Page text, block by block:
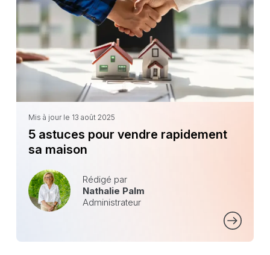
Mis à jour le 13 août 2025
5 astuces pour vendre rapidement
sa maison
Rédigé par
Nathalie Palm
Administrateur